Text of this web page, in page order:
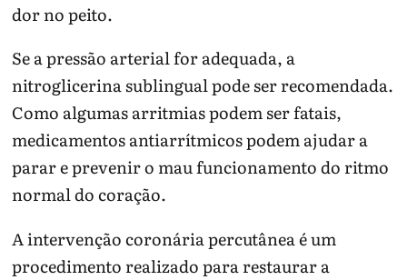
dor no peito.
Se a pressão arterial for adequada, a
nitroglicerina sublingual pode ser recomendada.
Como algumas arritmias podem ser fatais,
medicamentos antiarrítmicos podem ajudar a
parar e prevenir o mau funcionamento do ritmo
normal do coração.
A intervenção coronária percutânea é um
procedimento realizado para restaurar a